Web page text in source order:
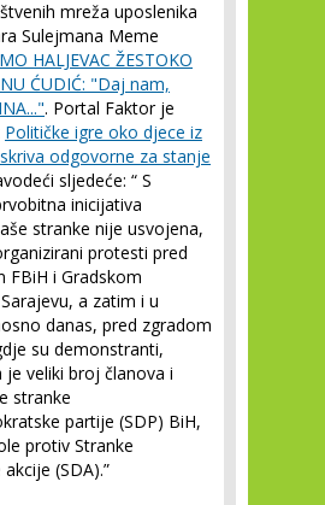
mreža uposlenika
Sulejmana Meme
HALJEVAC ŽESTOKO
ĆUDIĆ: "Daj nam,
. Portal Faktor je
Političke igre oko djece iz
odgovorne za stanje
sljedeće: “ S
inicijativa
stranke nije usvojena,
protesti pred
FBiH i Gradskom
a zatim i u
danas, pred zgradom
su demonstranti,
veliki broj članova i
stranke
partije (SDP) BiH,
protiv Stranke
(SDA).”